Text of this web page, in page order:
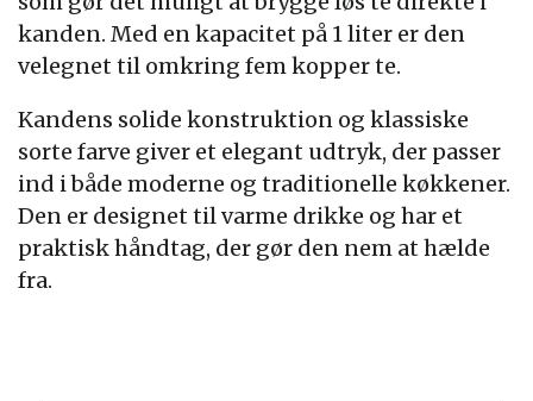
kanden. Med en kapacitet på 1 liter er den
velegnet til omkring fem kopper te.
Kandens solide konstruktion og klassiske
sorte farve giver et elegant udtryk, der passer
ind i både moderne og traditionelle køkkener.
Den er designet til varme drikke og har et
praktisk håndtag, der gør den nem at hælde
fra.